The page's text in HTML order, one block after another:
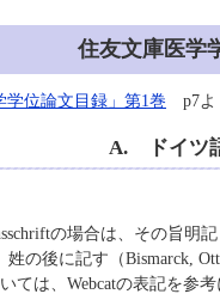
住友文庫医学
学位論文目録」第1巻 p7よ
A. ドイツ
の場合は、その旨明
の後に記す（Bismarck,
ては、Webcatの表記を参